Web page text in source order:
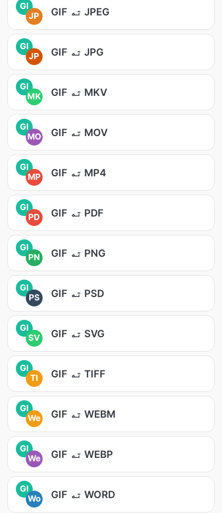
GI
JP
GIF ته JPEG
GI
JP
GIF ته JPG
GI
MK
GIF ته MKV
GI
MO
GIF ته MOV
GI
MP
GIF ته MP4
GI
PD
GIF ته PDF
GI
PN
GIF ته PNG
GI
PS
GIF ته PSD
GI
SV
GIF ته SVG
GI
TI
GIF ته TIFF
GI
We
GIF ته WEBM
GI
We
GIF ته WEBP
GI
Wo
GIF ته WORD